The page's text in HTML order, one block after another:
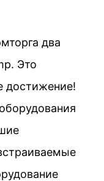
два
Это
достижение!